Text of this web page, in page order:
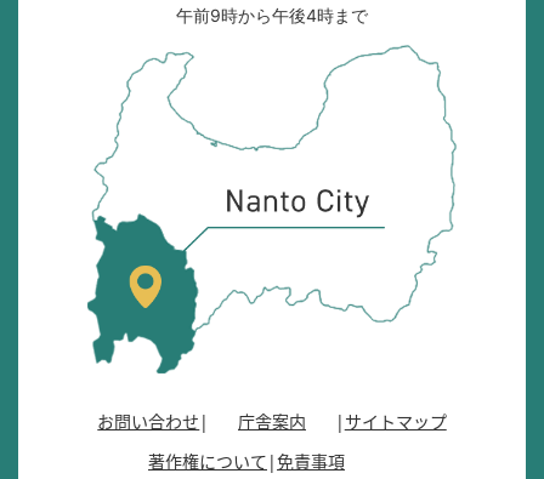
午前9時から午後4時まで
位
置
を
記
し
た
地
。
富
お問い合わせ 庁舎案内
サイトマップ
著作権について 免責事項